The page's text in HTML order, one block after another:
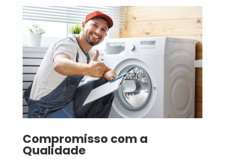
Compromisso com a
Qualidade